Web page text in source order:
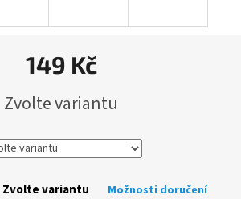
149 Kč
cena:
Zvolte variantu
Zvolte variantu Možnosti doručení